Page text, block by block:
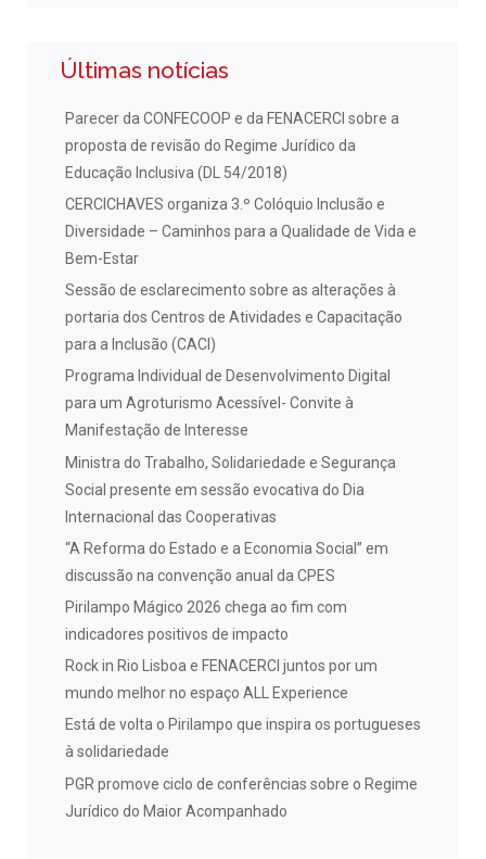
Últimas notícias
Parecer da CONFECOOP e da FENACERCI sobre a
proposta de revisão do Regime Jurídico da
Educação Inclusiva (DL 54/2018)
CERCICHAVES organiza 3.º Colóquio Inclusão e
Diversidade – Caminhos para a Qualidade de Vida e
Bem-Estar
Sessão de esclarecimento sobre as alterações à
portaria dos Centros de Atividades e Capacitação
para a Inclusão (CACI)
Programa Individual de Desenvolvimento Digital
para um Agroturismo Acessível- Convite à
Manifestação de Interesse
Ministra do Trabalho, Solidariedade e Segurança
Social presente em sessão evocativa do Dia
Internacional das Cooperativas
“A Reforma do Estado e a Economia Social” em
discussão na convenção anual da CPES
Pirilampo Mágico 2026 chega ao fim com
indicadores positivos de impacto
Rock in Rio Lisboa e FENACERCI juntos por um
mundo melhor no espaço ALL Experience
Está de volta o Pirilampo que inspira os portugueses
à solidariedade
PGR promove ciclo de conferências sobre o Regime
Jurídico do Maior Acompanhado